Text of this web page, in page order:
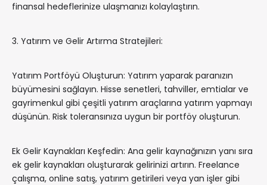
finansal hedeflerinize ulaşmanızı kolaylaştırın.
3. Yatırım ve Gelir Artırma Stratejileri:
Yatırım Portföyü Oluşturun: Yatırım yaparak paranızın
büyümesini sağlayın. Hisse senetleri, tahviller, emtialar ve
gayrimenkul gibi çeşitli yatırım araçlarına yatırım yapmayı
düşünün. Risk toleransınıza uygun bir portföy oluşturun.
Ek Gelir Kaynakları Keşfedin: Ana gelir kaynağınızın yanı sıra
ek gelir kaynakları oluşturarak gelirinizi artırın. Freelance
çalışma, online satış, yatırım getirileri veya yan işler gibi